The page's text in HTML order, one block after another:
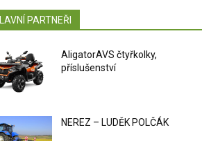
PARTNEŘI
AligatorAVS čtyřkolky,
příslušenství
NEREZ – LUDĚK POLČÁK